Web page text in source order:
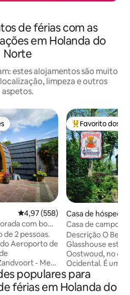
de férias com as
em Holanda do
Norte
estes alojamentos são muito
limpeza e outros
aspetos.
mais apreciados
Classificação média de 4,97 em
4,97 (558)
com bom
de 2 pessoas.
Aeroporto de
- Mesa
cadeiras
e Wi-Fi -
sanita,
Favoritos dos
Favorito dos
Casa de
woud
Casa de campo à
motor
Descrição O Bed
Glasshouse está
Oostwoud, no
Ocidental. É uma
localizada atrás
vidro no jardim
Ele está
populares para
férias em Holanda do